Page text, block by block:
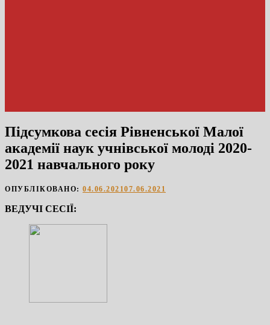
Підсумкова сесія Рівненської Малої
академії наук учнівської молоді 2020-
2021 навчального року
ОПУБЛІКОВАНО: 04.06.202107.06.2021
ВЕДУЧІ СЕСІЇ: